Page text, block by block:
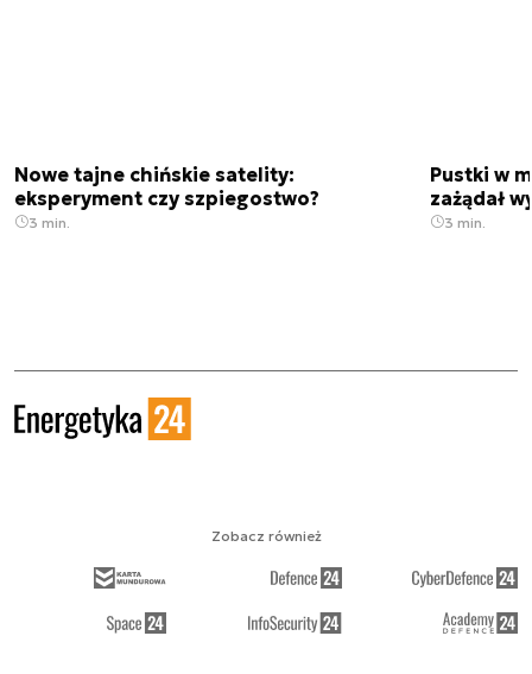
Nowe tajne chińskie satelity:
eksperyment czy szpiegostwo?
3 min.
Pustki w
zażądał
3 min.
Zobacz również